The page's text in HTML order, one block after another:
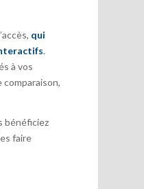
qui
.
à vos
bénéficiez
faire